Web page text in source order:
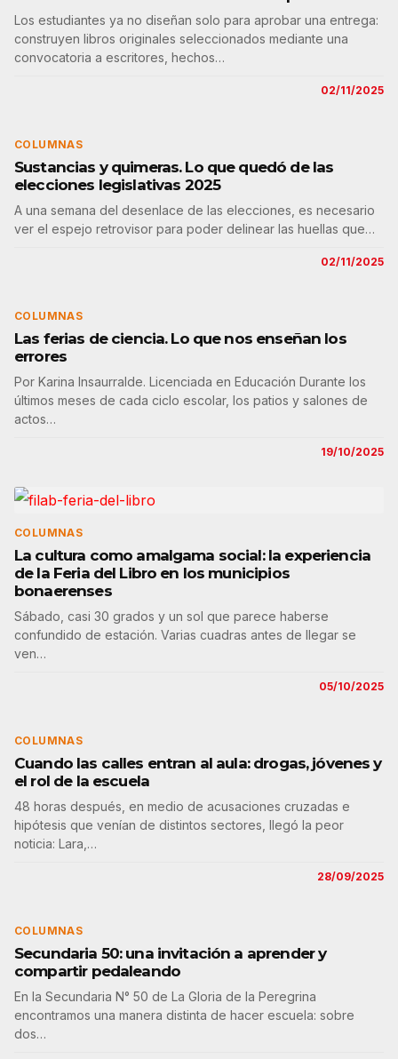
Los estudiantes ya no diseñan solo para aprobar una entrega:
construyen libros originales seleccionados mediante una
convocatoria a escritores, hechos…
02/11/2025
COLUMNAS
Sustancias y quimeras. Lo que quedó de las
elecciones legislativas 2025
A una semana del desenlace de las elecciones, es necesario
ver el espejo retrovisor para poder delinear las huellas que…
02/11/2025
COLUMNAS
Las ferias de ciencia. Lo que nos enseñan los
errores
Por Karina Insaurralde. Licenciada en Educación Durante los
últimos meses de cada ciclo escolar, los patios y salones de
actos…
19/10/2025
COLUMNAS
La cultura como amalgama social: la experiencia
de la Feria del Libro en los municipios
bonaerenses
Sábado, casi 30 grados y un sol que parece haberse
confundido de estación. Varias cuadras antes de llegar se
ven…
05/10/2025
COLUMNAS
Cuando las calles entran al aula: drogas, jóvenes y
el rol de la escuela
48 horas después, en medio de acusaciones cruzadas e
hipótesis que venían de distintos sectores, llegó la peor
noticia: Lara,…
28/09/2025
COLUMNAS
Secundaria 50: una invitación a aprender y
compartir pedaleando
En la Secundaria N° 50 de La Gloria de la Peregrina
encontramos una manera distinta de hacer escuela: sobre
dos…